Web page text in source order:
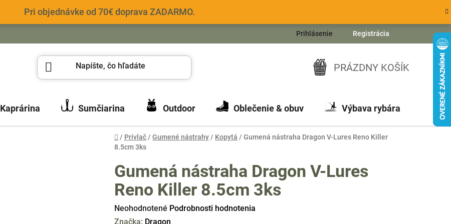
Pri objednávke od 70€ doprava ZADARMO.
Prihlásenie Registrácia
NÁKUPNÝ
KOŠÍK
PRÁZDNY KOŠÍK
Kaprárina Sumčiarina Outdoor Oblečenie & obuv Výbava rybára
Domov
/ Prívlač / Gumené nástrahy / Kopytá / Gumená nástraha Dragon V-Lures Reno Killer
8.5cm 3ks
Gumená nástraha Dragon V-Lures
Reno Killer 8.5cm 3ks
Priemerné
hodnotenie
Neohodnotené Podrobnosti hodnotenia
Značka: Dragon